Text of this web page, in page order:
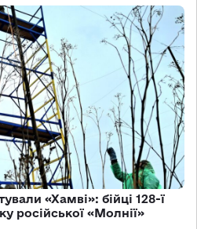
«Хамві»: бійці 128-ї
російської «Молнії»